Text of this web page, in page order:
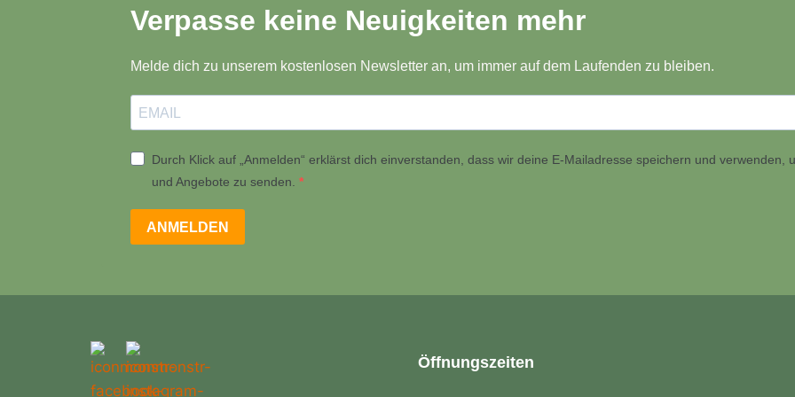
Verpasse keine Neuigkeiten mehr
Melde dich zu unserem kostenlosen Newsletter an, um immer auf dem Laufenden zu bleiben.
Durch Klick auf „Anmelden“ erklärst dich einverstanden, dass wir deine E-Mailadresse speichern und verwenden,
und Angebote zu senden.
ANMELDEN
Öffnungszeiten